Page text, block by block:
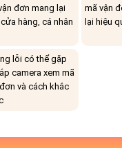
đơn mang lại
hàng, cá nhân
mã vận
lại hiệu
lỗi có thể gặp
camera xem mã
và cách khắc